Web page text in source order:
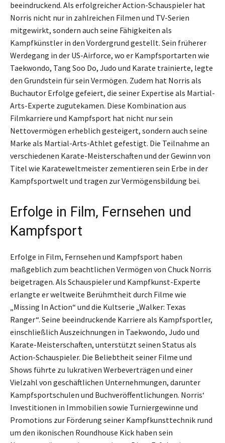
beeindruckend. Als erfolgreicher Action-Schauspieler hat
Norris nicht nur in zahlreichen Filmen und TV-Serien
mitgewirkt, sondern auch seine Fähigkeiten als
Kampfkünstler in den Vordergrund gestellt. Sein früherer
Werdegang in der US-Airforce, wo er Kampfsportarten wie
Taekwondo, Tang Soo Do, Judo und Karate trainierte, legte
den Grundstein für sein Vermögen. Zudem hat Norris als
Buchautor Erfolge gefeiert, die seiner Expertise als Martial-
Arts-Experte zugutekamen. Diese Kombination aus
Filmkarriere und Kampfsport hat nicht nur sein
Nettovermögen erheblich gesteigert, sondern auch seine
Marke als Martial-Arts-Athlet gefestigt. Die Teilnahme an
verschiedenen Karate-Meisterschaften und der Gewinn von
Titel wie Karateweltmeister zementieren sein Erbe in der
Kampfsportwelt und tragen zur Vermögensbildung bei.
Erfolge in Film, Fernsehen und
Kampfsport
Erfolge in Film, Fernsehen und Kampfsport haben
maßgeblich zum beachtlichen Vermögen von Chuck Norris
beigetragen. Als Schauspieler und Kampfkunst-Experte
erlangte er weltweite Berühmtheit durch Filme wie
„Missing In Action“ und die Kultserie „Walker: Texas
Ranger“. Seine beeindruckende Karriere als Kampfsportler,
einschließlich Auszeichnungen in Taekwondo, Judo und
Karate-Meisterschaften, unterstützt seinen Status als
Action-Schauspieler. Die Beliebtheit seiner Filme und
Shows führte zu lukrativen Werbeverträgen und einer
Vielzahl von geschäftlichen Unternehmungen, darunter
Kampfsportschulen und Buchveröffentlichungen. Norris‘
Investitionen in Immobilien sowie Turniergewinne und
Promotions zur Förderung seiner Kampfkunsttechnik rund
um den ikonischen Roundhouse Kick haben sein